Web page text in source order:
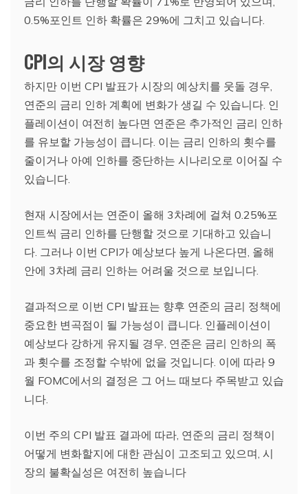
0.5%포인트 인하 확률은 29%에 그치고 있습니다.
CPI의 시장 영향
하지만 이번 CPI 발표가 시장의 예상치를 웃돌 경우,
연준의 금리 인하 계획에 변화가 생길 수 있습니다. 인
플레이션이 여전히 높다면 연준은 추가적인 금리 인하
를 유보할 가능성이 큽니다. 이는 금리 인하의 횟수를
줄이거나 아예 인하를 중단하는 시나리오로 이어질 수
있습니다.
현재 시장에서는 연준이 올해 3차례에 걸쳐 0.25%포
인트씩 금리 인하를 단행할 것으로 기대하고 있습니
다. 그러나 이번 CPI가 예상보다 높게 나온다면, 올해
안에 3차례 금리 인하는 어려울 것으로 보입니다.
결과적으로 이번 CPI 발표는 향후 연준의 금리 정책에
중요한 변곡점이 될 가능성이 큽니다. 인플레이션이
예상보다 강하게 유지될 경우, 연준은 금리 인하의 폭
과 횟수를 조정할 수밖에 없을 것입니다. 이에 따라 9
월 FOMC에서의 결정은 그 어느 때보다 주목받고 있습
니다.
이번 주의 CPI 발표 결과에 따라, 연준의 금리 정책이
어떻게 변화할지에 대한 관심이 고조되고 있으며, 시
장의 불확실성은 여전히 높습니다